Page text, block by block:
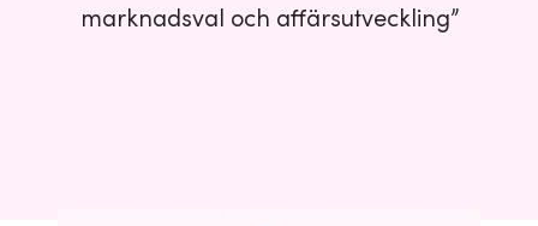
marknadsval och affärsutveckling”